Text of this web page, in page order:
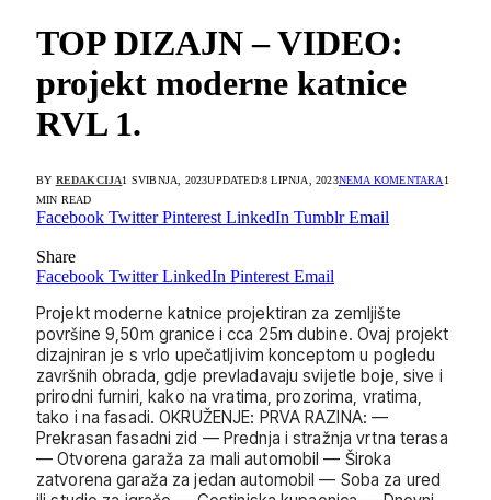
TOP DIZAJN – VIDEO:
projekt moderne katnice
RVL 1.
BY REDAKCIJA1 SVIBNJA, 2023UPDATED:8 LIPNJA, 2023NEMA KOMENTARA 1
MIN READ
Facebook Twitter Pinterest LinkedIn Tumblr Email
Share
Facebook Twitter LinkedIn Pinterest Email
Projekt moderne katnice projektiran za zemljište
površine 9,50m granice i cca 25m dubine. Ovaj projekt
dizajniran je s vrlo upečatljivim konceptom u pogledu
završnih obrada, gdje prevladavaju svijetle boje, sive i
prirodni furniri, kako na vratima, prozorima, vratima,
tako i na fasadi. OKRUŽENJE: PRVA RAZINA: —
Prekrasan fasadni zid — Prednja i stražnja vrtna terasa
— Otvorena garaža za mali automobil — Široka
zatvorena garaža za jedan automobil — Soba za ured